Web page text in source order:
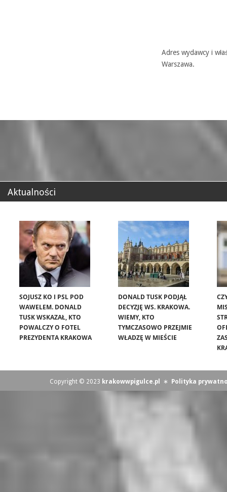
Adres wydawcy i
Warszawa.
Aktualności
SOJUSZ KO I PSL POD
WAWELEM. DONALD
TUSK WSKAZAŁ, KTO
POWALCZY O FOTEL
PREZYDENTA KRAKOWA
DONALD TUSK PODJĄŁ
DECYZJĘ WS. KRAKOWA.
WIEMY, KTO
TYMCZASOWO PRZEJMIE
WŁADZĘ W MIEŚCIE
Copyright © 2023 krakowwpigulce.pl ∗ Polityka